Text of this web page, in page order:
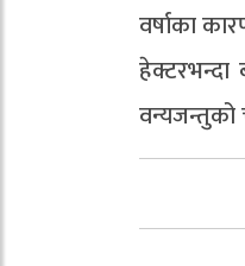
वर्षाका
हेक्टरभन्दा
वन्यजन्तुको